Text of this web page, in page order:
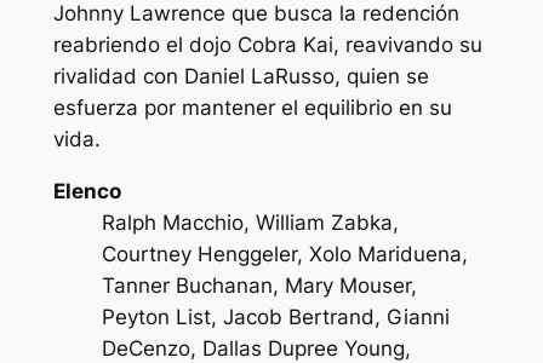
Johnny Lawrence que busca la redención
reabriendo el dojo Cobra Kai, reavivando su
rivalidad con Daniel LaRusso, quien se
esfuerza por mantener el equilibrio en su
vida.
Elenco
Ralph Macchio, William Zabka,
Courtney Henggeler, Xolo Mariduena,
Tanner Buchanan, Mary Mouser,
Peyton List, Jacob Bertrand, Gianni
DeCenzo, Dallas Dupree Young,